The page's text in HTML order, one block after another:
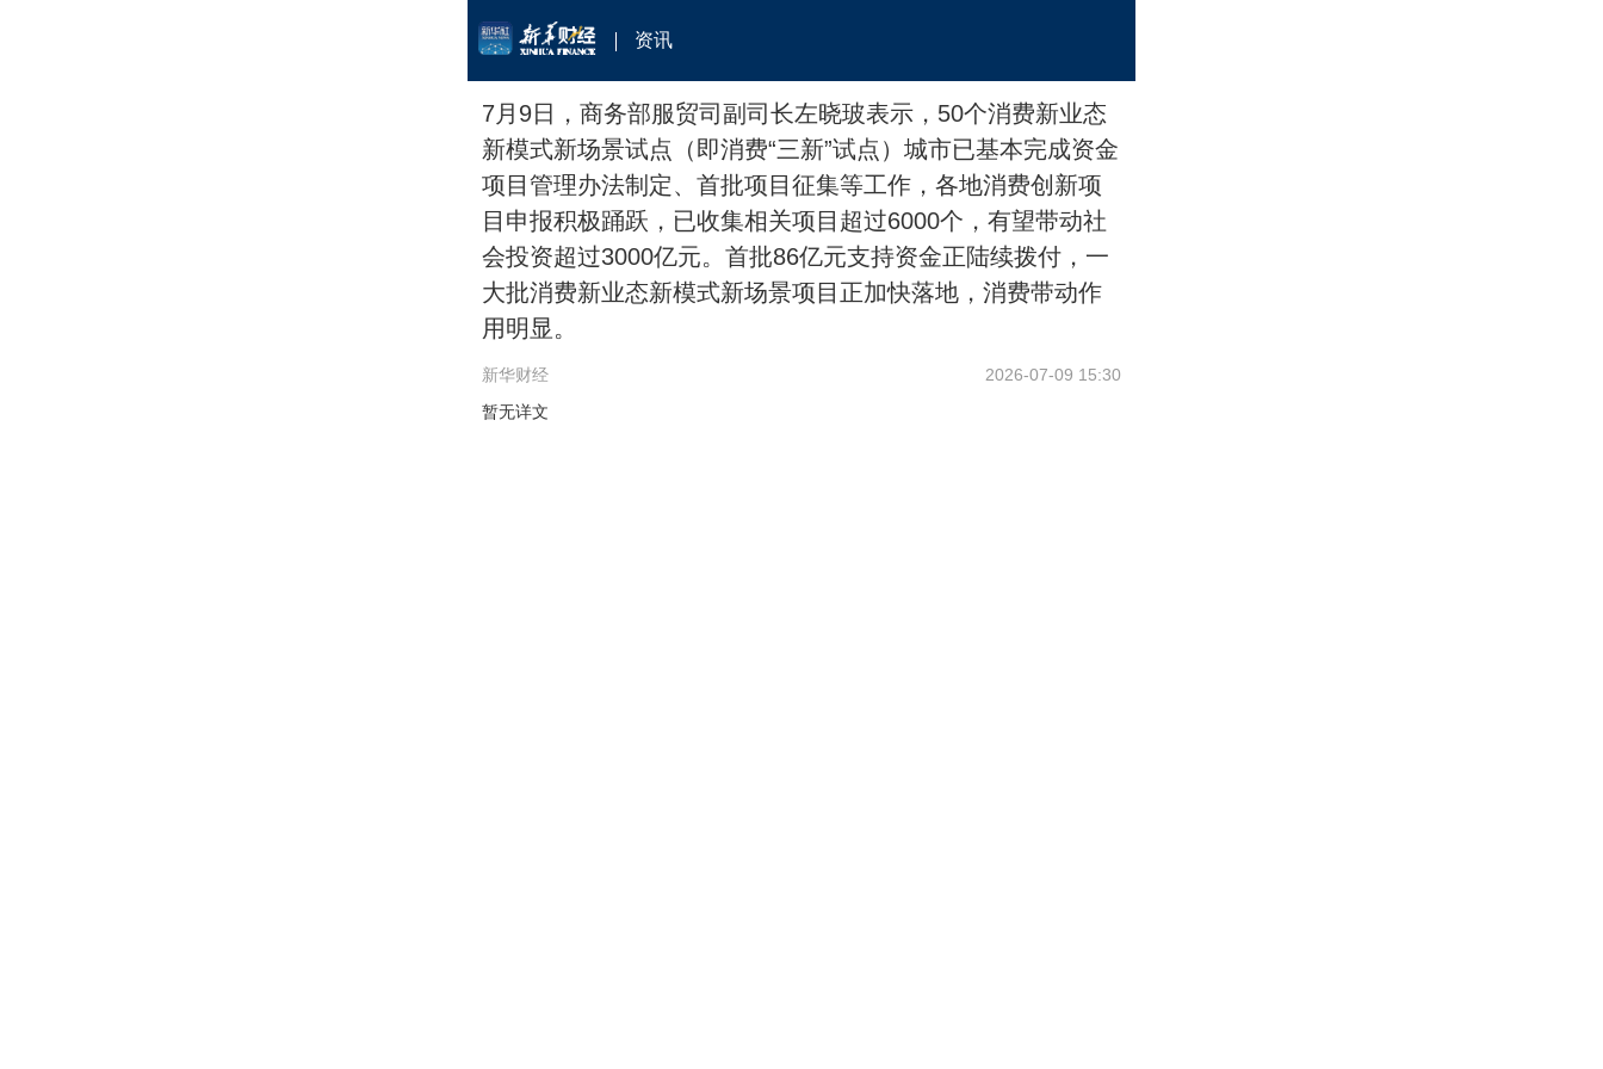
资讯
7月9日，商务部服贸司副司长左晓玻表示，50个消费新业态
新模式新场景试点（即消费“三新”试点）城市已基本完成资金
项目管理办法制定、首批项目征集等工作，各地消费创新项
目申报积极踊跃，已收集相关项目超过6000个，有望带动社
会投资超过3000亿元。首批86亿元支持资金正陆续拨付，一
大批消费新业态新模式新场景项目正加快落地，消费带动作
用明显。
新华财经
2026-07-09 15:30
暂无详文